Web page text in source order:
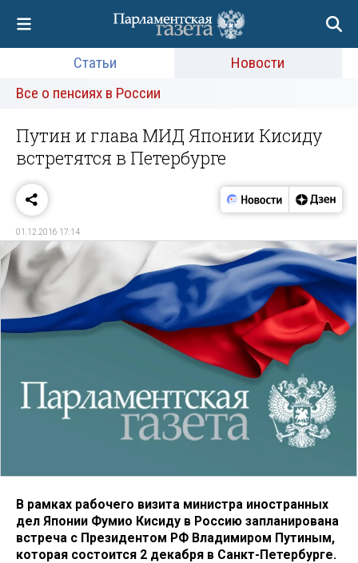
Статьи
Новости
Все о пенсиях в России
Путин и глава МИД Японии Кисиду
встретятся в Петербурге
01.12.2016 17:14
В рамках рабочего визита министра иностранных
дел Японии Фумио Кисиду в Россию запланирована
встреча с Президентом РФ Владимиром Путиным,
которая состоится 2 декабря в Санкт-Петербурге.